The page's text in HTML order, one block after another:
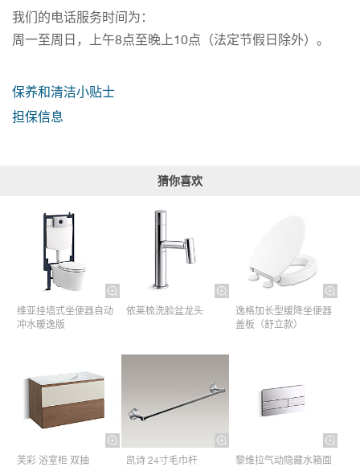
我们的电话服务时间为：
周一至周日，上午8点至晚上10点（法定节假日除外）。
保养和清洁小贴士
担保信息
猜你喜欢
维亚挂墙式坐便器自动
冲水暖逸版
依莱梳洗脸盆龙头
逸格加长型缓降坐便器
盖板（舒立款）
芙彩 浴室柜 双抽
凯诗 24寸毛巾杆​
黎维拉气动隐藏水箱面